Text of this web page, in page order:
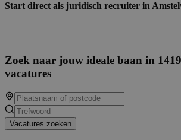
Start direct als juridisch recruiter in
Zoek naar jouw ideale baan in
vacatures
Vacatures zoeken